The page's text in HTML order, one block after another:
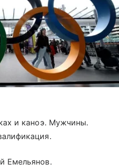
и каноэ. Мужчины.
Емельянов.